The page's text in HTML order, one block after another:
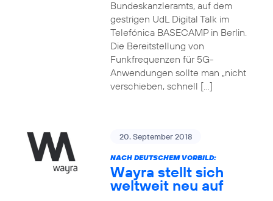
Bundeskanzleramts, auf dem
gestrigen UdL Digital Talk im
Telefónica BASECAMP in Berlin.
Die Bereitstellung von
Funkfrequenzen für 5G-
Anwendungen sollte man „nicht
verschieben, schnell […]
20. September 2018
NACH DEUTSCHEM VORBILD:
Wayra stellt sich
weltweit neu auf